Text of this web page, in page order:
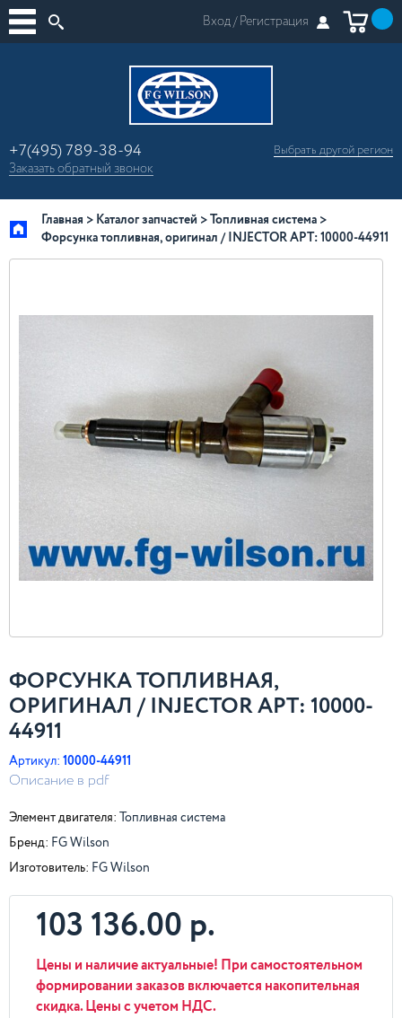
Вход /Регистрация
+7(495) 789-38-94
Заказатьобратный звонок
Выбрать другой регион
Главная Каталог запчастей
Топливная система
Форсунка топливная, оригинал / INJECTOR АРТ: 10000-44911
ФОРСУНКА ТОПЛИВНАЯ,
ОРИГИНАЛ / INJECTOR АРТ: 10000-
44911
Артикул: 10000-44911
Описание в pdf
Элемент двигателя: Топливная система
Бренд: FG Wilson
Изготовитель: FG Wilson
103 136.00 р.
Цены и наличие актуальные! При самостоятельном
формировании заказов включается накопительная
скидка. Цены с учетом НДС.